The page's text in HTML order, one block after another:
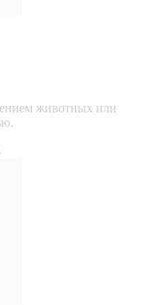
животных или